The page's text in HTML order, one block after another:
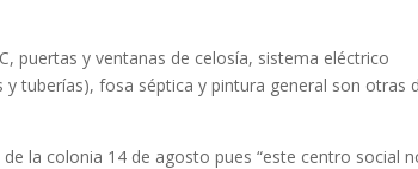
puertas y ventanas de celosía, sistema eléctrico
tuberías), fosa séptica y pintura general son otras
de la colonia 14 de agosto pues “este centro social